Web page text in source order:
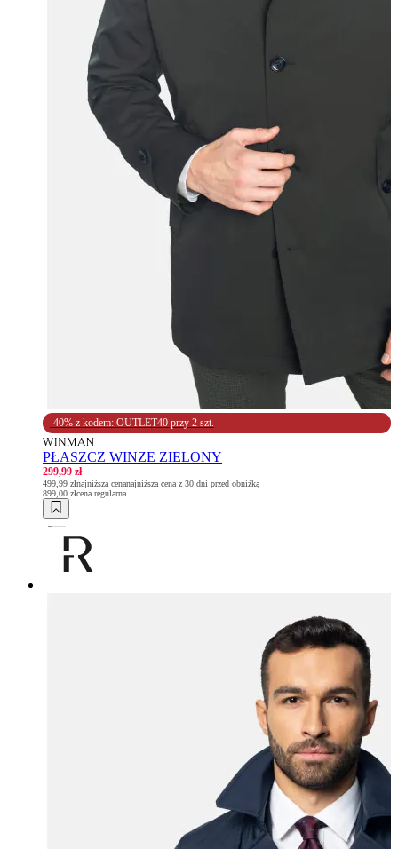
-40% z kodem: OUTLET40 przy 2 szt.
PŁASZCZ WINZE ZIELONY
299,99 zł
najniższa cena z 30 dni przed obniżką
najniższa cena
499,99 zł
cena regularna
899,00 zł